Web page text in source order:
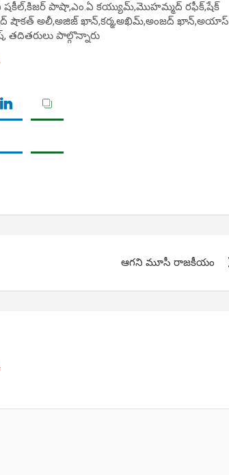
షకీల్,కిజర్ పాషా,ఎం.ఏ కయ్యుమ్,మొహమ్మద్ రఫీక్,షేక్
షౌకత్ అలీ,అజిజ్ ఖాన్,కర్మ,అఖిమ్,అంజద్ ఖాన్,అయాస్
పాల్గొన్నారు
ఆగని మూసీ రాజకీయం